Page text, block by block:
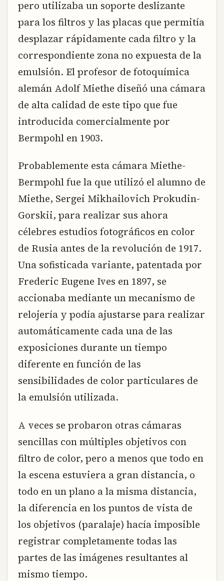
pero utilizaba un soporte deslizante
para los filtros y las placas que permitía
desplazar rápidamente cada filtro y la
correspondiente zona no expuesta de la
emulsión. El profesor de fotoquímica
alemán Adolf Miethe diseñó una cámara
de alta calidad de este tipo que fue
introducida comercialmente por
Bermpohl en 1903.
Probablemente esta cámara Miethe-
Bermpohl fue la que utilizó el alumno de
Miethe, Sergei Mikhailovich Prokudin-
Gorskii, para realizar sus ahora
célebres estudios fotográficos en color
de Rusia antes de la revolución de 1917.
Una sofisticada variante, patentada por
Frederic Eugene Ives en 1897, se
accionaba mediante un mecanismo de
relojería y podía ajustarse para realizar
automáticamente cada una de las
exposiciones durante un tiempo
diferente en función de las
sensibilidades de color particulares de
la emulsión utilizada.
A veces se probaron otras cámaras
sencillas con múltiples objetivos con
filtro de color, pero a menos que todo en
la escena estuviera a gran distancia, o
todo en un plano a la misma distancia,
la diferencia en los puntos de vista de
los objetivos (paralaje) hacía imposible
registrar completamente todas las
partes de las imágenes resultantes al
mismo tiempo.